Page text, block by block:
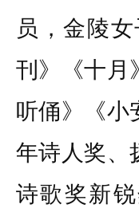
员，金陵
刊》《十月
听俑》《小
年诗人奖、
诗歌奖新